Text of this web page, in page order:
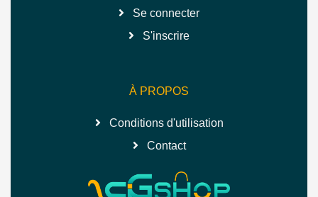
Se connecter
S'inscrire
À PROPOS
Conditions d'utilisation
Contact